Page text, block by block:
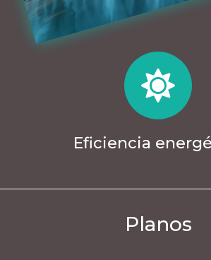
Eficiencia
Planos